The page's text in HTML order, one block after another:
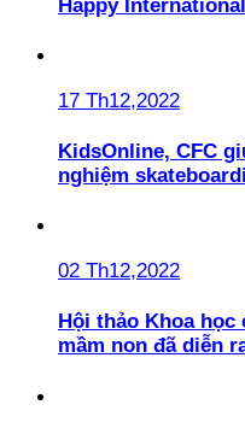
Happy
17 Th12,2022
KidsOnline, CFC
nghiệm
02 Th12,2022
Hội thảo Khoa
mầm non đã diễn